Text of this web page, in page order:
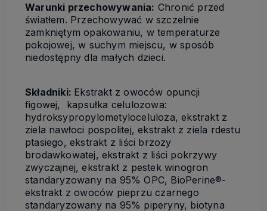
Warunki przechowywania: Chronić przed
światłem. Przechowywać w szczelnie
zamkniętym opakowaniu, w temperaturze
pokojowej, w suchym miejscu, w sposób
niedostępny dla małych dzieci.
Składniki: Ekstrakt z owoców opuncji
figowej, kapsułka celulozowa:
hydroksypropylometyloceluloza, ekstrakt z
ziela nawłoci pospolitej, ekstrakt z ziela rdestu
ptasiego, ekstrakt z liści brzozy
brodawkowatej, ekstrakt z liści pokrzywy
zwyczajnej, ekstrakt z pestek winogron
standaryzowany na 95% OPC, BioPerine®-
ekstrakt z owoców pieprzu czarnego
standaryzowany na 95% piperyny, biotyna